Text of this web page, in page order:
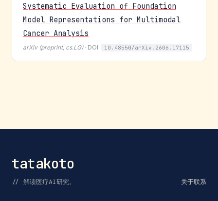
Systematic Evaluation of Foundation
Model Representations for Multimodal
Cancer Analysis
arXiv (preprint, cs.LG)· DOI: 10.48550/arXiv.2606.17115
tatakoto
// 解读医疗AI研究。 关于联系